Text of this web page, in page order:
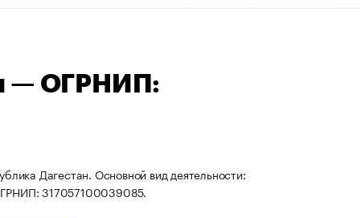
— ОГРНИП:
Дагестан. Основной вид деятельности:
317057100039085.